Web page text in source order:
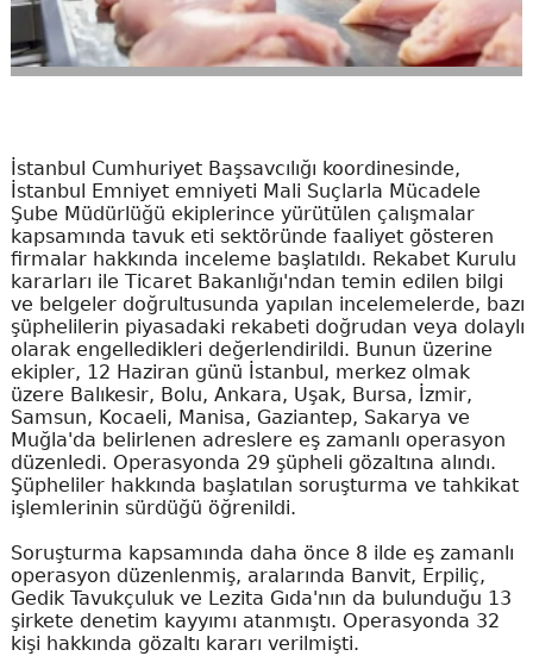
İstanbul Cumhuriyet Başsavcılığı koordinesinde,
İstanbul Emniyet emniyeti Mali Suçlarla Mücadele
Şube Müdürlüğü ekiplerince yürütülen çalışmalar
kapsamında tavuk eti sektöründe faaliyet gösteren
firmalar hakkında inceleme başlatıldı. Rekabet Kurulu
kararları ile Ticaret Bakanlığı'ndan temin edilen bilgi
ve belgeler doğrultusunda yapılan incelemelerde, bazı
şüphelilerin piyasadaki rekabeti doğrudan veya dolaylı
olarak engelledikleri değerlendirildi. Bunun üzerine
ekipler, 12 Haziran günü İstanbul, merkez olmak
üzere Balıkesir, Bolu, Ankara, Uşak, Bursa, İzmir,
Samsun, Kocaeli, Manisa, Gaziantep, Sakarya ve
Muğla'da belirlenen adreslere eş zamanlı operasyon
düzenledi. Operasyonda 29 şüpheli gözaltına alındı.
Şüpheliler hakkında başlatılan soruşturma ve tahkikat
işlemlerinin sürdüğü öğrenildi.
Soruşturma kapsamında daha önce 8 ilde eş zamanlı
operasyon düzenlenmiş, aralarında Banvit, Erpiliç,
Gedik Tavukçuluk ve Lezita Gıda'nın da bulunduğu 13
şirkete denetim kayyımı atanmıştı. Operasyonda 32
kişi hakkında gözaltı kararı verilmişti.